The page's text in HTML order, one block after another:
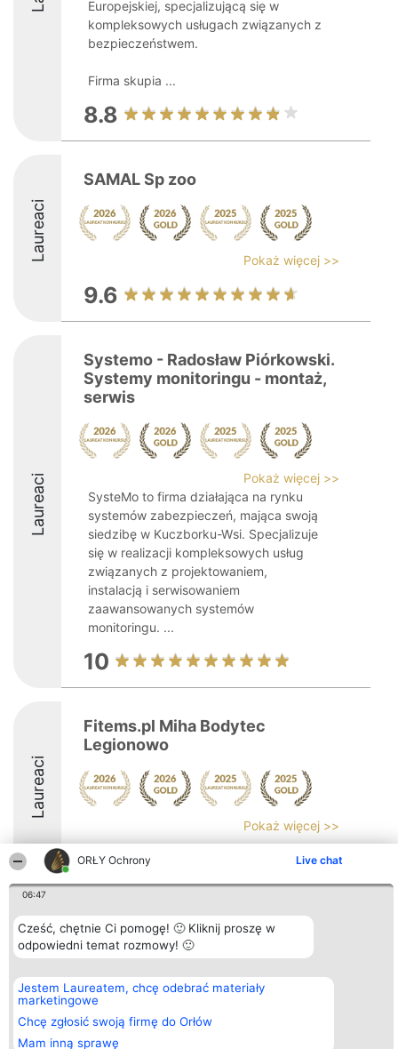
ORŁY Ochrony Live chat
06:47
Cześć, chętnie Ci pomogę! 🙂 Kliknij proszę w
odpowiedni temat rozmowy! 🙂
Jestem Laureatem, chcę odebrać materiały
marketingowe
Chcę zgłosić swoją firmę do Orłów
Mam inną sprawę
Europejskiej, specjalizującą się w
kompleksowych usługach związanych z
bezpieczeństwem.
Firma skupia ...
8.8
Laureaci
SAMAL Sp zoo
Pokaż więcej >>
9.6
Laureaci
Systemo - Radosław Piórkowski.
Systemy monitoringu - montaż,
serwis
Pokaż więcej >>
SysteMo to firma działająca na rynku
systemów zabezpieczeń, mająca swoją
siedzibę w Kuczborku-Wsi. Specjalizuje
się w realizacji kompleksowych usług
związanych z projektowaniem,
instalacją i serwisowaniem
zaawansowanych systemów
monitoringu. ...
10
Laureaci
Fitems.pl Miha Bodytec
Legionowo
Pokaż więcej >>
9.5
Organizator plebiscytu
Bright Side Solutions sp. z o.
o. sp. k.
ul. Ruska 22
Wrocław 50-079
KRS 0000749100 | Regon
381313360 | NIP 8943132676
+48 508 492 400
Plebiscyt
Laureaci
Lista
wszystkich
Laureatów
Zasady
Polityka
Prywatności
Kontakt
Kontakt